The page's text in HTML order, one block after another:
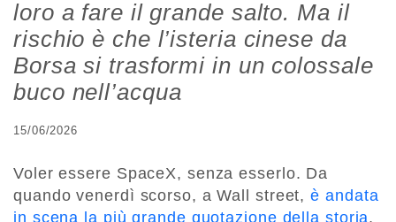
loro a fare il grande salto. Ma il
rischio è che l’isteria cinese da
Borsa si trasformi in un colossale
buco nell’acqua
15/06/2026
Voler essere SpaceX, senza esserlo. Da
quando venerdì scorso, a Wall street,è andata
in scena la più grande quotazione della storia,